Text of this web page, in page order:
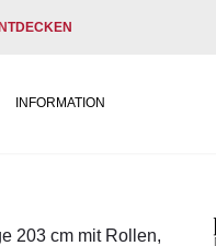
INFORMATION
203 cm mit Rollen,